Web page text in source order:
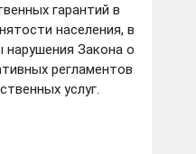
гарантий в
населения, в
Закона о
регламентов
услуг.